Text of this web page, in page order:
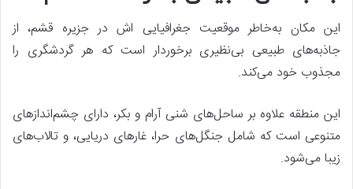
این مکان به‌خاطر موقعیت جغرافیایی‌ اش در جزیره قشم، از
جاذبه‌های طبیعی بی‌نظیری برخوردار است که هر گردشگری را
مجذوب خود می‌کند.
این منطقه علاوه بر ساحل‌های شنی آرام و بکر، دارای چشم‌اندازهای
متنوعی است که شامل جنگل‌های حرا، غارهای دریایی، و تالاب‌های
زیبا می‌شود.